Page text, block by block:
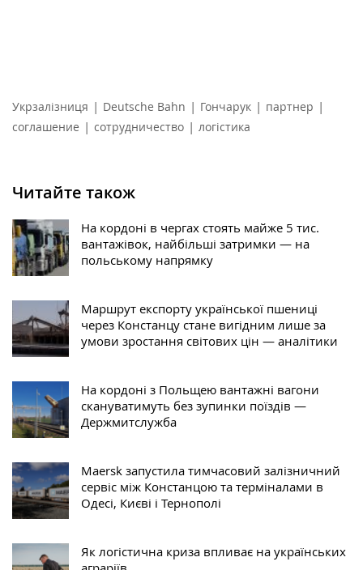
Укрзалізниця | Deutsche Bahn | Гончарук | партнер |
соглашение | сотрудничество | логістика
Читайте також
На кордоні в чергах стоять майже 5 тис.
вантажівок, найбільші затримки — на
польському напрямку
Маршрут експорту української пшениці
через Констанцу стане вигідним лише за
умови зростання світових цін — аналітики
На кордоні з Польщею вантажні вагони
скануватимуть без зупинки поїздів —
Держмитслужба
Maersk запустила тимчасовий залізничний
сервіс між Констанцою та терміналами в
Одесі, Києві і Тернополі
Як логістична криза впливає на українських